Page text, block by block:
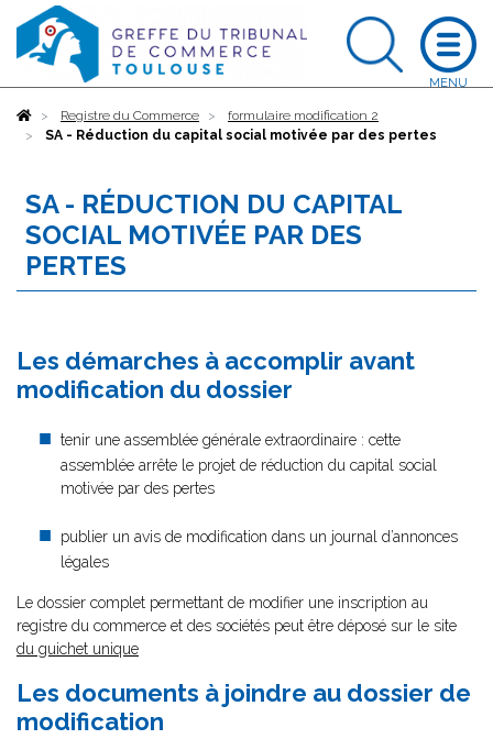
AccueilRegistre du Commerce
formulaire modification 2
SA - Réduction du capital social motivée par des pertes
SA - RÉDUCTION DU CAPITAL
SOCIAL MOTIVÉE PAR DES
PERTES
Les démarches à accomplir avant
modification du dossier
tenir une assemblée générale extraordinaire : cette
assemblée arrête le projet de réduction du capital social
motivée par des pertes
publier un avis de modification dans un journal d’annonces
légales
Le dossier complet permettant de modifier une inscription au
registre du commerce et des sociétés peut être déposé sur le site
du guichet unique
Les documents à joindre au dossier de
modification